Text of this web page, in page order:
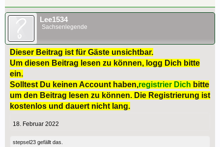
Lee1534
Sachsenlegende
Dieser Beitrag ist für Gäste unsichtbar.
Um diesen Beitrag lesen zu können, logg Dich bitte
ein.
Solltest Du keinen Account haben,registrier Dich bitte
um den Beitrag lesen zu können. Die Registrierung ist
kostenlos und dauert nicht lang.
18. Februar 2022
stepsel23 gefällt das.